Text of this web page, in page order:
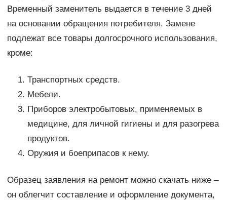
Временный заменитель выдается в течение 3 дней
на основании обращения потребителя. Замене
подлежат все товары долгосрочного использования,
кроме:
Транспортных средств.
Мебели.
Приборов электробытовых, применяемых в
медицине, для личной гигиены и для разогрева
продуктов.
Оружия и боеприпасов к нему.
Образец заявления на ремонт можно скачать ниже –
он облегчит составление и оформление документа,